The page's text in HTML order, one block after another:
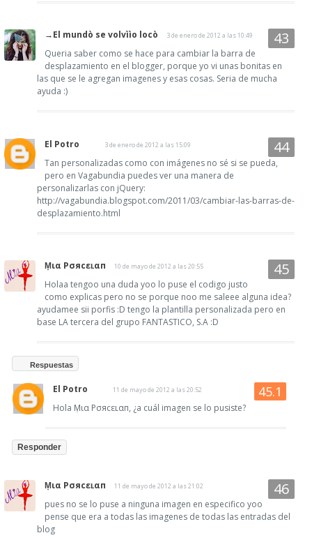
→El mundò se volvììo locò 3 de enero de 2012 a las 10:49
Queria saber como se hace para cambiar la barra de
desplazamiento en el blogger, porque yo vi unas bonitas en
las que se le agregan imagenes y esas cosas. Seria de mucha
ayuda :)
El Potro 3 de enero de 2012 a las 15:09
Tan personalizadas como con imágenes no sé si se pueda,
pero en Vagabundia puedes ver una manera de
personalizarlas con jQuery:
http://vagabundia.blogspot.com/2011/03/cambiar-las-barras-de-
desplazamiento.html
Ṃια Pσяcεʟαп 10 de mayo de 2012 a las 20:55
Holaa tengoo una duda yoo lo puse el codigo justo
como explicas pero no se porque noo me saleee alguna idea?
ayudamee sii porfis :D tengo la plantilla personalizada pero en
base LA tercera del grupo FANTASTICO, S.A :D
Respuestas
El Potro 11 de mayo de 2012 a las 20:52
Hola Ṃια Pσяcεʟαп, ¿a cuál imagen se lo pusiste?
Responder
Ṃια Pσяcεʟαп 11 de mayo de 2012 a las 21:02
pues no se lo puse a ninguna imagen en especifico yoo
pense que era a todas las imagenes de todas las entradas del
blog